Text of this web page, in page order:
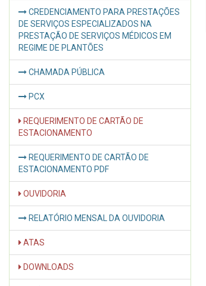
CREDENCIAMENTO PARA PRESTAÇÕES
DE SERVIÇOS ESPECIALIZADOS NA
PRESTAÇÃO DE SERVIÇOS MÉDICOS EM
REGIME DE PLANTÕES
CHAMADA PÚBLICA
PCX
REQUERIMENTO DE CARTÃO DE
ESTACIONAMENTO
REQUERIMENTO DE CARTÃO DE
ESTACIONAMENTO PDF
OUVIDORIA
RELATÓRIO MENSAL DA OUVIDORIA
ATAS
DOWNLOADS